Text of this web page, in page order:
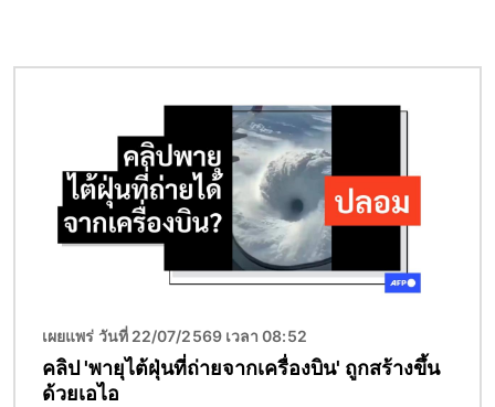
เผยแพร่ วันที่ 22/07/2569 เวลา 08:52
คลิป 'พายุไต้ฝุ่นที่ถ่ายจากเครื่องบิน' ถูกสร้างขึ้น
ด้วยเอไอ